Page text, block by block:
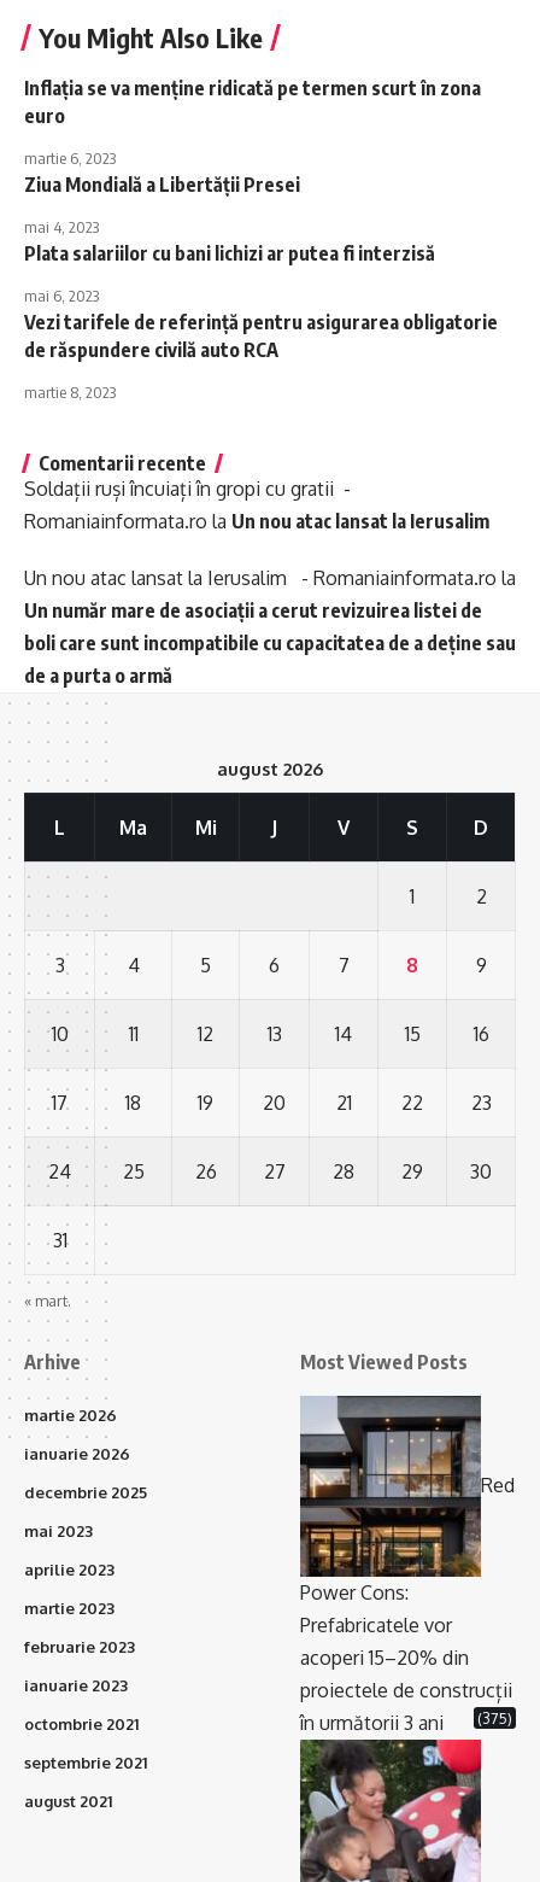
You Might Also Like
Inflaţia se va menţine ridicată pe termen scurt în zona
euro
martie 6, 2023
Ziua Mondială a Libertăţii Presei
mai 4, 2023
Plata salariilor cu bani lichizi ar putea fi interzisă
mai 6, 2023
Vezi tarifele de referință pentru asigurarea obligatorie
de răspundere civilă auto RCA
martie 8, 2023
Comentarii recente
Soldații ruși încuiați în gropi cu gratii -
Romaniainformata.ro la Un nou atac lansat la Ierusalim
Un nou atac lansat la Ierusalim - Romaniainformata.ro la
Un număr mare de asociații a cerut revizuirea listei de
boli care sunt incompatibile cu capacitatea de a deține sau
de a purta o armă
august 2026
L Ma Mi J V S D
1 2
3 4 5 6 7 8 9
10 11 12 13 14 15 16
17 18 19 20 21 22 23
24 25 26 27 28 29 30
31
« mart.
Arhive
martie 2026
ianuarie 2026
decembrie 2025
mai 2023
aprilie 2023
martie 2023
februarie 2023
ianuarie 2023
octombrie 2021
septembrie 2021
august 2021
Most Viewed Posts
Red
Power Cons:
Prefabricatele vor
acoperi 15–20% din
proiectele de construcții
în următorii 3 ani
(375)